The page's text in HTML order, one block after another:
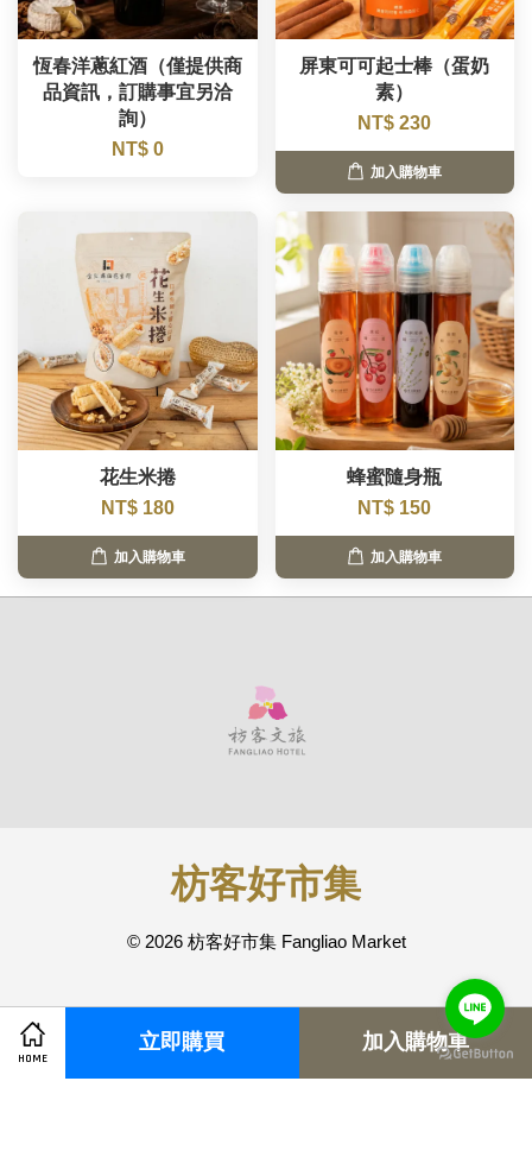
HOME
立即購買 加入購物車
恆春洋蔥紅酒（僅提供商
品資訊，訂購事宜另洽
詢）
NT$ 0
屏東可可起士棒（蛋奶
素）
NT$ 230
加入購物車
花生米捲
NT$ 180
加入購物車
蜂蜜隨身瓶
NT$ 150
加入購物車
枋客好市集
© 2026 枋客好市集 Fangliao Market
快速連結
退換貨須知